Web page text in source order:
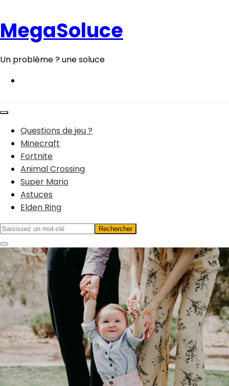
contenu
MegaSoluce
Un problème ? une soluce
Questions de jeu ?
Minecraft
Fortnite
Animal Crossing
Super Mario
Astuces
Elden Ring